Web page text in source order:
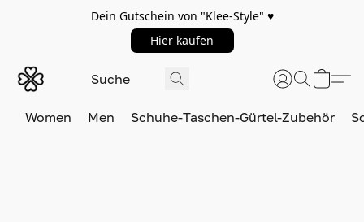
Dein Gutschein von "Klee-Style" ♥️
Hier kaufen
Women Men Schuhe-Taschen-Gürtel-Zubehör